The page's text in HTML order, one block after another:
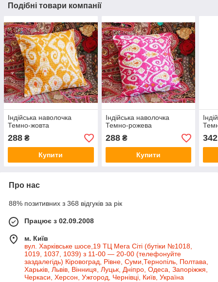
Подібні товари компанії
Індійська наволочка
Темно-жовта
288 ₴
Купити
Індійська наволочка
Темно-рожева
288₴
Купити
342
Про нас
88% позитивних з 368 відгуків за рік
Працює з 02.09.2008
м. Київ
вул. Харківське шосе,19 ТЦ Мега Сіті (бутіки №1018,
1019, 1037, 1039) з 11-00 — 20-00 (телефонуйте
заздалегідь) Кіровоград, Рівне, Суми,Тернопіль, Полтава,
Харьків, Львів, Вінниця, Луцьк, Дніпро, Одеса, Запоріжжя,
Черкаси, Херсон, Ужгород, Чернівці, Київ, Україна